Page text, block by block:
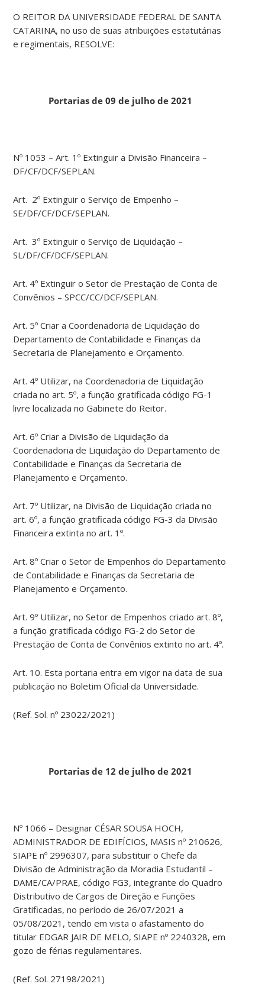
O REITOR DA UNIVERSIDADE FEDERAL DE SANTA
CATARINA, no uso de suas atribuições estatutárias
e regimentais, RESOLVE:
Portarias de 09 de julho de 2021
Nº 1053 – Art. 1º Extinguir a Divisão Financeira –
DF/CF/DCF/SEPLAN.
Art. 2º Extinguir o Serviço de Empenho –
SE/DF/CF/DCF/SEPLAN.
Art. 3º Extinguir o Serviço de Liquidação –
SL/DF/CF/DCF/SEPLAN.
Art. 4º Extinguir o Setor de Prestação de Conta de
Convênios – SPCC/CC/DCF/SEPLAN.
Art. 5º Criar a Coordenadoria de Liquidação do
Departamento de Contabilidade e Finanças da
Secretaria de Planejamento e Orçamento.
Art. 4º Utilizar, na Coordenadoria de Liquidação
criada no art. 5º, a função gratificada código FG-1
livre localizada no Gabinete do Reitor.
Art. 6º Criar a Divisão de Liquidação da
Coordenadoria de Liquidação do Departamento de
Contabilidade e Finanças da Secretaria de
Planejamento e Orçamento.
Art. 7º Utilizar, na Divisão de Liquidação criada no
art. 6º, a função gratificada código FG-3 da Divisão
Financeira extinta no art. 1º.
Art. 8º Criar o Setor de Empenhos do Departamento
de Contabilidade e Finanças da Secretaria de
Planejamento e Orçamento.
Art. 9º Utilizar, no Setor de Empenhos criado art. 8º,
a função gratificada código FG-2 do Setor de
Prestação de Conta de Convênios extinto no art. 4º.
Art. 10. Esta portaria entra em vigor na data de sua
publicação no Boletim Oficial da Universidade.
(Ref. Sol. nº 23022/2021)
Portarias de 12 de julho de 2021
Nº 1066 – Designar CÉSAR SOUSA HOCH,
ADMINISTRADOR DE EDIFÍCIOS, MASIS nº 210626,
SIAPE nº 2996307, para substituir o Chefe da
Divisão de Administração da Moradia Estudantil –
DAME/CA/PRAE, código FG3, integrante do Quadro
Distributivo de Cargos de Direção e Funções
Gratificadas, no período de 26/07/2021 a
05/08/2021, tendo em vista o afastamento do
titular EDGAR JAIR DE MELO, SIAPE nº 2240328, em
gozo de férias regulamentares.
(Ref. Sol. 27198/2021)